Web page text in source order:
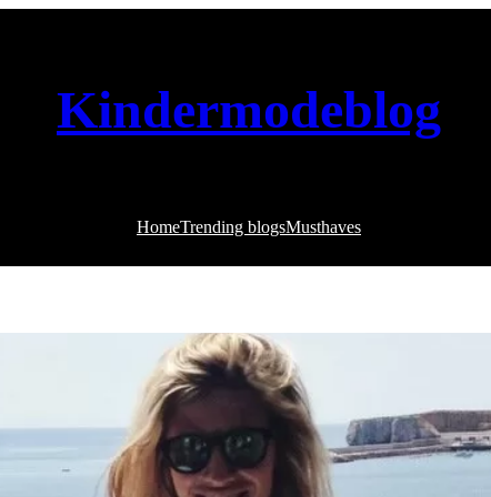
Kindermodeblog
HomeTrending blogsMusthaves